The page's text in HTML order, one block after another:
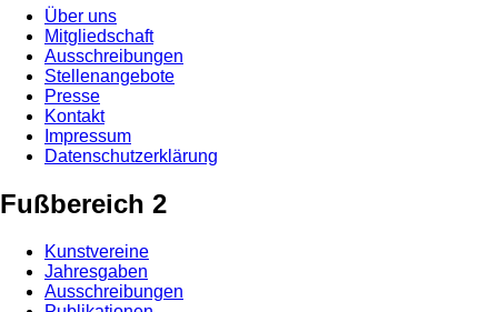
Über uns
Mitgliedschaft
Ausschreibungen
Stellenangebote
Presse
Kontakt
Impressum
Datenschutzerklärung
Fußbereich 2
Kunstvereine
Jahresgaben
Ausschreibungen